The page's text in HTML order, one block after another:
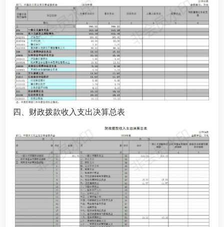
四、财政拨款收入支出决算总表